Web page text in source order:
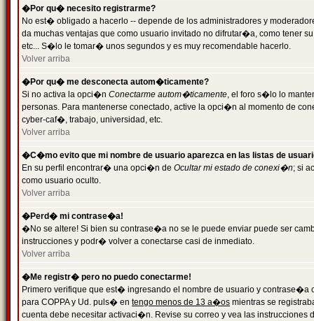
�Por qu� necesito registrarme?
No est� obligado a hacerlo -- depende de los administradores y
da muchas ventajas que como usuario invitado no difrutar�a, como tener
etc... S�lo le tomar� unos segundos y es muy recomendable hacerlo.
Volver arriba
�Por qu� me desconecta autom�ticamente?
Si no activa la opci�n Conectarme autom�ticamente, el foro s�lo lo
personas. Para mantenerse conectado, active la opci�n al momento de
cyber-caf�, trabajo, universidad, etc.
Volver arriba
�C�mo evito que mi nombre de usuario aparezca en las listas de
En su perfil encontrar� una opci�n de Ocultar mi estado de conexi�n; si
como usuario oculto.
Volver arriba
�Perd� mi contrase�a!
�No se altere! Si bien su contrase�a no se le puede enviar puede ser
instrucciones y podr� volver a conectarse casi de inmediato.
Volver arriba
�Me registr� pero no puedo conectarme!
Primero verifique que est� ingresando el nombre de usuario y
para COPPA y Ud. puls� en tengo menos de 13 a�os mientras se
cuenta debe necesitar activaci�n. Revise su correo y vea las